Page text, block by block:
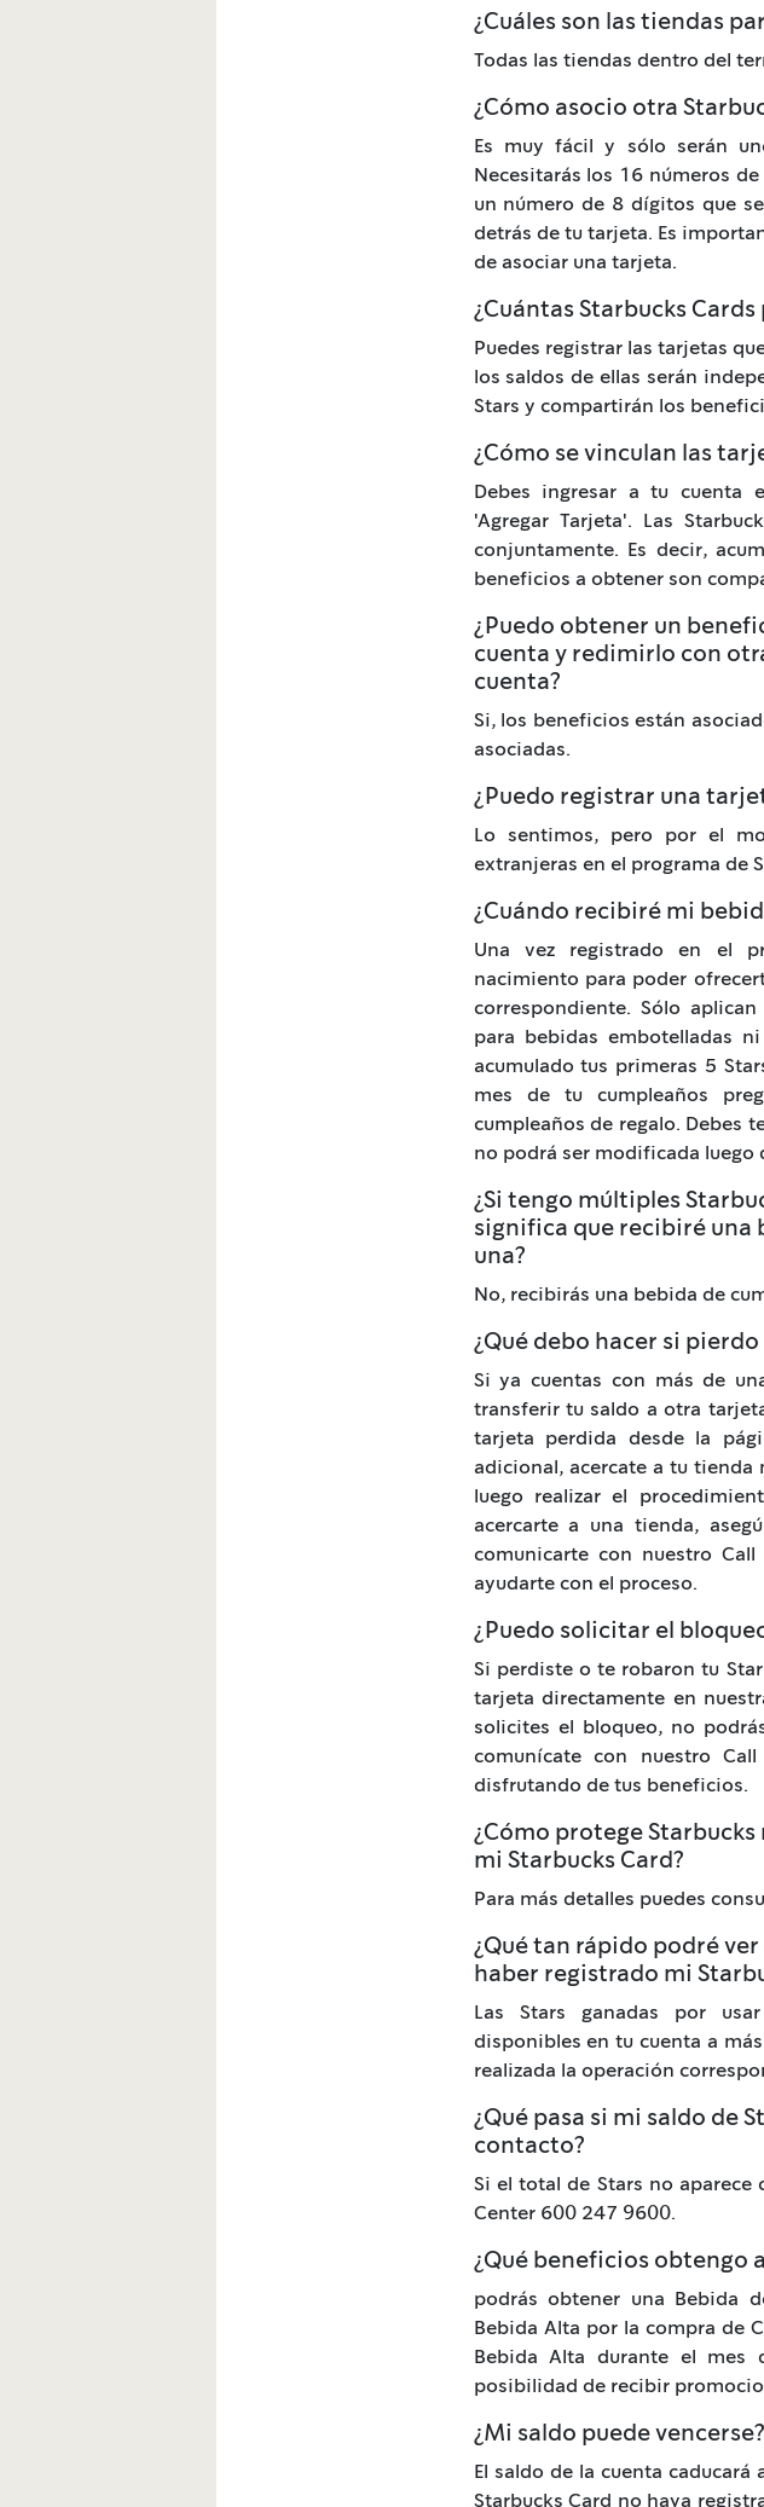
¿Cuáles son las tiendas
Todas las tiendas dentro del
¿Cómo asocio otra
Es muy fácil y sólo serán
Necesitarás los 16 números
un número de 8 dígitos que
detrás de tu tarjeta. Es
de asociar una tarjeta.
¿Cuántas Starbucks
Puedes registrar las tarjetas
los saldos de ellas serán
Stars y compartirán los
¿Cómo se vinculan las
Debes ingresar a tu cuenta
'Agregar Tarjeta'. Las
conjuntamente. Es decir,
beneficios a obtener son
¿Puedo obtener un
cuenta y redimirlo con
cuenta?
Si, los beneficios están
asociadas.
¿Puedo registrar una
Lo sentimos, pero por el
extranjeras en el programa de
¿Cuándo recibiré mi
Una vez registrado en el
nacimiento para poder
correspondiente. Sólo
para bebidas embotelladas
acumulado tus primeras 5
mes de tu cumpleaños
cumpleaños de regalo. Debes
no podrá ser modificada luego
¿Si tengo múltiples
significa que recibiré una
una?
No, recibirás una bebida de
¿Qué debo hacer si
Si ya cuentas con más de
transferir tu saldo a otra
tarjeta perdida desde la
adicional, acercate a tu tienda
luego realizar el
acercarte a una tienda,
comunicarte con nuestro
ayudarte con el proceso.
¿Puedo solicitar el
Si perdiste o te robaron tu
tarjeta directamente en
solicites el bloqueo, no
comunícate con nuestro
disfrutando de tus beneficios.
¿Cómo protege
mi Starbucks Card?
Para más detalles puedes
¿Qué tan rápido podré ver
haber registrado mi
Las Stars ganadas por
disponibles en tu cuenta a
realizada la operación
¿Qué pasa si mi saldo de
contacto?
Si el total de Stars no aparece
Center 600 247 9600.
¿Qué beneficios obtengo
podrás obtener una Bebida
Bebida Alta por la compra de
Bebida Alta durante el mes
posibilidad de recibir
¿Mi saldo puede vencerse?
El saldo de la cuenta
Starbucks Card no haya